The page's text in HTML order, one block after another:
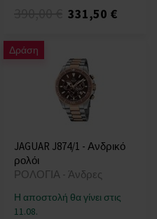
331,50 €
Δράση
JAGUAR J874/1 - Ανδρικό
ρολόι
ΡΟΛΟΓΙΑ - Άνδρες
Η αποστολή θα γίνει στις
11.08.